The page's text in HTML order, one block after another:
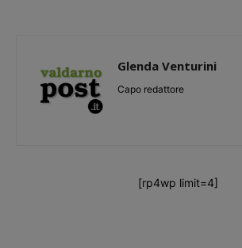
Glenda Venturini
Capo redattore
[rp4wp limit=4]